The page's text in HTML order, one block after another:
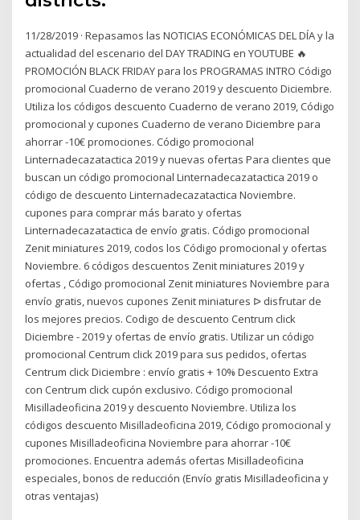
11/28/2019 · Repasamos las NOTICIAS ECONÓMICAS DEL DÍA y la
actualidad del escenario del DAY TRADING en YOUTUBE 🔥
PROMOCIÓN BLACK FRIDAY para los PROGRAMAS INTRO Código
promocional Cuaderno de verano 2019 y descuento Diciembre.
Utiliza los códigos descuento Cuaderno de verano 2019, Código
promocional y cupones Cuaderno de verano Diciembre para
ahorrar -10€ promociones. Código promocional
Linternadecazatactica 2019 y nuevas ofertas Para clientes que
buscan un código promocional Linternadecazatactica 2019 o
código de descuento Linternadecazatactica Noviembre.
cupones para comprar más barato y ofertas
Linternadecazatactica de envío gratis. Código promocional
Zenit miniatures 2019, codos los Código promocional y ofertas
Noviembre. 6 códigos descuentos Zenit miniatures 2019 y
ofertas , Código promocional Zenit miniatures Noviembre para
envío gratis, nuevos cupones Zenit miniatures ᐅ disfrutar de
los mejores precios. Codigo de descuento Centrum click
Diciembre - 2019 y ofertas de envío gratis. Utilizar un código
promocional Centrum click 2019 para sus pedidos, ofertas
Centrum click Diciembre : envío gratis + 10% Descuento Extra
con Centrum click cupón exclusivo. Código promocional
Misilladeoficina 2019 y descuento Noviembre. Utiliza los
códigos descuento Misilladeoficina 2019, Código promocional y
cupones Misilladeoficina Noviembre para ahorrar -10€
promociones. Encuentra además ofertas Misilladeoficina
especiales, bonos de reducción (Envío gratis Misilladeoficina y
otras ventajas)